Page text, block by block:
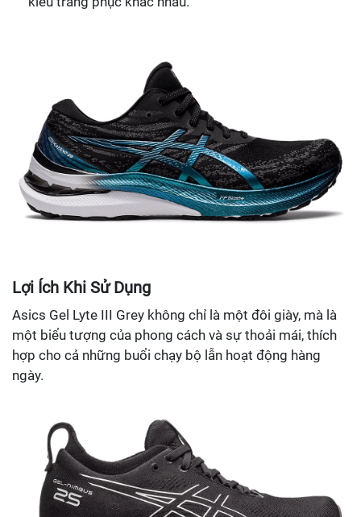
Lợi Ích Khi Sử Dụng
Asics Gel Lyte III Grey không chỉ là một đôi giày, mà là
một biểu tượng của phong cách và sự thoải mái, thích
hợp cho cả những buổi chạy bộ lẫn hoạt động hàng
ngày.